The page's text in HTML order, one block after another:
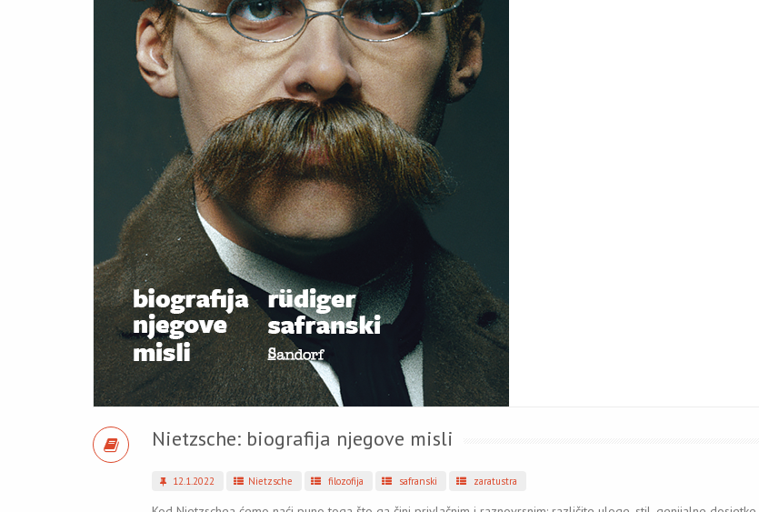
Nietzsche: biografija njegove misli
12.1.2022 Nietzsche filozofija safranski zaratustra